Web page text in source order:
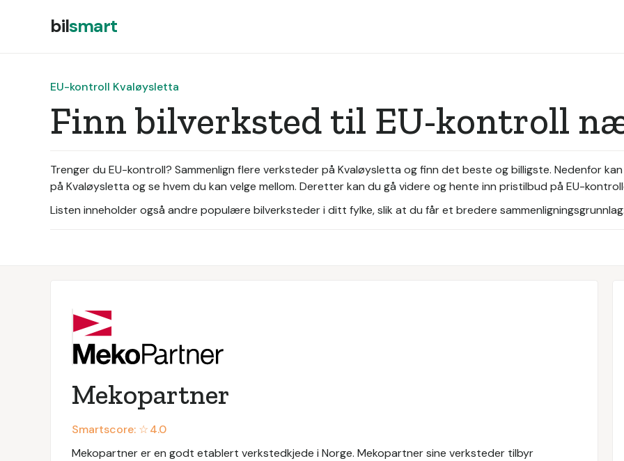
bilsmart
EU-kontroll Kvaløysletta
Finn bilverksted til EU-kontroll
Trenger du EU-kontroll? Sammenlign flere verksteder på Kvaløysletta og finn det beste og billigste. Nedenfor
på Kvaløysletta og se hvem du kan velge mellom. Deretter kan du gå videre og hente inn pristilbud på EU-
Listen inneholder også andre populære bilverksteder i ditt fylke, slik at du får et bredere sammenligningsgrunnlag.
Mekopartner
Smartscore: ☆4.0
Mekopartner er en godt etablert verkstedkjede i Norge. Mekopartner sine verksteder tilbyr